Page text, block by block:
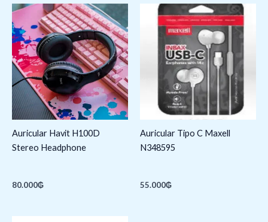
Auricular Havit H100D
Stereo Headphone
80.000₲
Auricular Tipo C Maxell
N348595
55.000₲